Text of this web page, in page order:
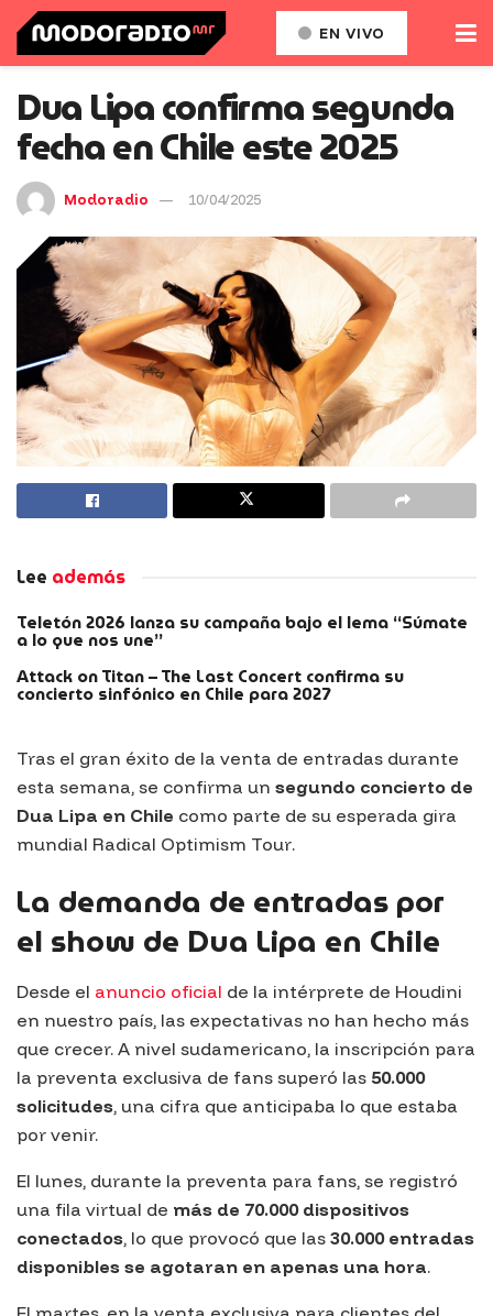
EN VIVO
Dua Lipa confirma segunda
fecha en Chile este 2025
Modoradio 10/04/2025
Lee además
Teletón 2026 lanza su campaña bajo el lema “Súmate
a lo que nos une”
Attack on Titan – The Last Concert confirma su
concierto sinfónico en Chile para 2027
Tras el gran éxito de la venta de entradas durante
esta semana, se confirma un segundo concierto de
Dua Lipa en Chile como parte de su esperada gira
mundial Radical Optimism Tour.
La demanda de entradas por
el show de Dua Lipa en Chile
Desde el anuncio oficial de la intérprete de Houdini
en nuestro país, las expectativas no han hecho más
que crecer. A nivel sudamericano, la inscripción para
la preventa exclusiva de fans superó las 50.000
solicitudes, una cifra que anticipaba lo que estaba
por venir.
El lunes, durante la preventa para fans, se registró
una fila virtual de más de 70.000 dispositivos
conectados, lo que provocó que las 30.000 entradas
disponibles se agotaran en apenas una hora.